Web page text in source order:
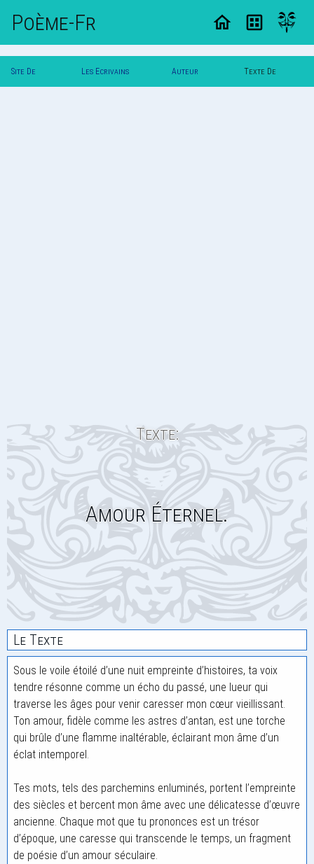
Poème-Fr
Site De Les Ecrivains Auteur Texte De
Texte:
Amour Éternel.
Le Texte
Sous le voile étoilé d’une nuit empreinte d’histoires, ta voix
tendre résonne comme un écho du passé, une lueur qui
traverse les âges pour venir caresser mon cœur vieillissant.
Ton amour, fidèle comme les astres d’antan, est une torche
qui brûle d’une flamme inaltérable, éclairant mon âme d’un
éclat intemporel.
Tes mots, tels des parchemins enluminés, portent l’empreinte
des siècles et bercent mon âme avec une délicatesse d’œuvre
ancienne. Chaque mot que tu prononces est un trésor
d’époque, une caresse qui transcende le temps, un fragment
de poésie d’un amour séculaire.